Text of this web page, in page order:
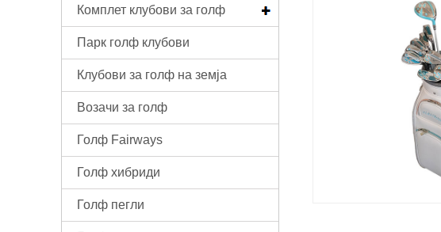
Комплет клубови за голф
Парк голф клубови
Клубови за голф на земја
Возачи за голф
Голф Fairways
Голф хибриди
Голф пегли